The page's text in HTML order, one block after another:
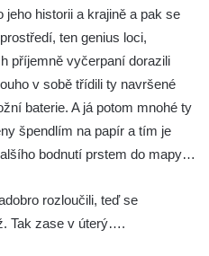
historii a krajině a pak se
ten genius loci,
příjemně vyčerpaní dorazili
v sobě třídili ty navršené
baterie. A já potom mnohé ty
špendlím na papír a tím je
bodnutí prstem do mapy…
rozloučili, teď se
Tak zase v úterý….